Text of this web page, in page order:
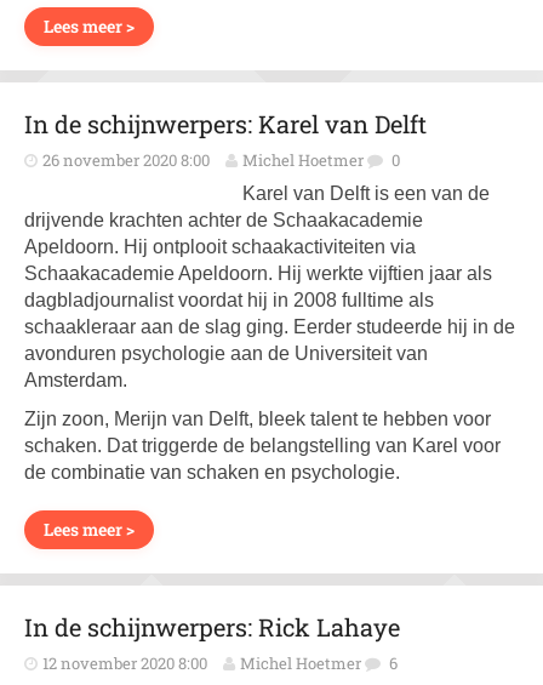
Lees meer >
In de schijnwerpers: Karel van Delft
26 november 2020 8:00 Michel Hoetmer 0
Karel van Delft is een van de
drijvende krachten achter de Schaakacademie
Apeldoorn. Hij ontplooit schaakactiviteiten via
Schaakacademie Apeldoorn. Hij werkte vijftien jaar als
dagbladjournalist voordat hij in 2008 fulltime als
schaakleraar aan de slag ging. Eerder studeerde hij in de
avonduren psychologie aan de Universiteit van
Amsterdam.
Zijn zoon, Merijn van Delft, bleek talent te hebben voor
schaken. Dat triggerde de belangstelling van Karel voor
de combinatie van schaken en psychologie.
Lees meer >
In de schijnwerpers: Rick Lahaye
12 november 2020 8:00 Michel Hoetmer 6